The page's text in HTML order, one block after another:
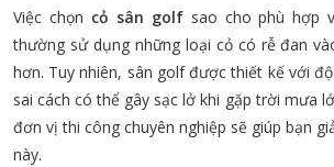
Việc chọn cỏ sân golfsao cho phù hợp
thường sử dụng những loại cỏ có rễ đan
hơn. Tuy nhiên, sân golf được thiết kế với
sai cách có thể gây sạc lở khi gặp trời mưa
đơn vị thi công chuyên nghiệp sẽ giúp bạn
này.